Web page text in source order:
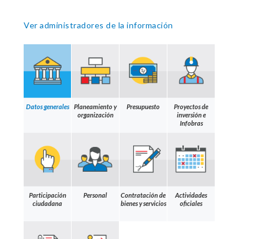
Ver administradores de la información
Datos generales
Planeamiento y
organización
Presupuesto
Proyectos de
inversión e
Infobras
Participación
ciudadana
Personal
Contratación de
bienes y servicios
Actividades
oficiales